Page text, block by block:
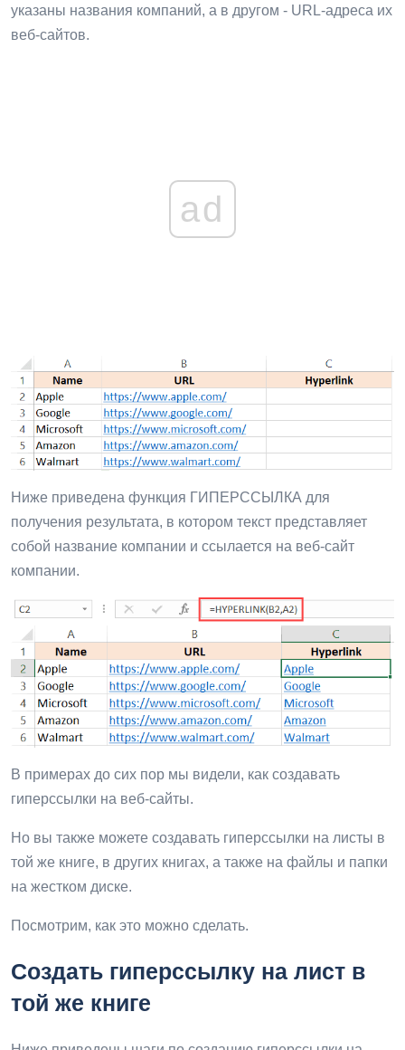
указаны названия компаний, а в другом - URL-адреса их
веб-сайтов.
ad
Ниже приведена функция ГИПЕРССЫЛКА для
получения результата, в котором текст представляет
собой название компании и ссылается на веб-сайт
компании.
В примерах до сих пор мы видели, как создавать
гиперссылки на веб-сайты.
Но вы также можете создавать гиперссылки на листы в
той же книге, в других книгах, а также на файлы и папки
на жестком диске.
Посмотрим, как это можно сделать.
Создать гиперссылку на лист в
той же книге